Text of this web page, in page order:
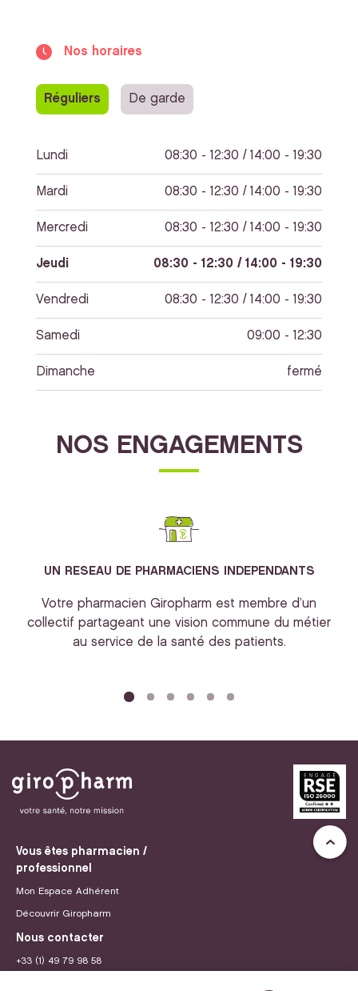
Nos horaires
Réguliers De garde
Lundi 08:30 - 12:30 / 14:00 - 19:30
Mardi 08:30 - 12:30 / 14:00 - 19:30
Mercredi 08:30 - 12:30 / 14:00 - 19:30
Jeudi 08:30 - 12:30 / 14:00 - 19:30
Vendredi 08:30 - 12:30 / 14:00 - 19:30
Samedi 09:00 - 12:30
Dimanche fermé
NOS ENGAGEMENTS
UN RESEAU DE PHARMACIENS INDEPENDANTS
Votre pharmacien Giropharm est membre d’un
collectif partageant une vision commune du métier
au service de la santé des patients.
Vous êtes pharmacien /
professionnel
Mon Espace Adhérent
Découvrir Giropharm
Nous contacter
+33 (1) 49 79 98 58